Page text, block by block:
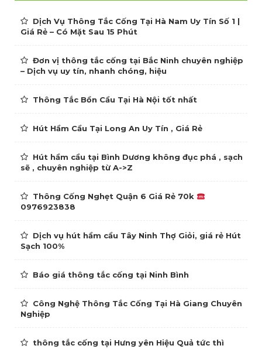
Dịch Vụ Thông Tắc Cống Tại Hà Nam Uy Tín Số 1 |
Giá Rẻ – Có Mặt Sau 15 Phút
Đơn vị thông tắc cống tại Bắc Ninh chuyên nghiệp
– Dịch vụ uy tín, nhanh chóng, hiệu
Thông Tắc Bồn Cầu Tại Hà Nội tốt nhất
Hút Hầm Cầu Tại Long An Uy Tín , Giá Rẻ
Hút hầm cầu tại Bình Dương không đục phá , sạch
sẽ , chuyên nghiệp từ A->Z
Thông Cống Nghẹt Quận 6 Giá Rẻ 70k
0976923838
Dịch vụ hút hầm cầu Tây Ninh Thợ Giỏi, giá rẻ Hút
Sạch 100%
Báo giá thông tắc cống tại Ninh Bình
Công Nghệ Thông Tắc Cống Tại Hà Giang Chuyên
Nghiệp
thông tắc cống tại Hưng yên Hiệu Quả tức thì